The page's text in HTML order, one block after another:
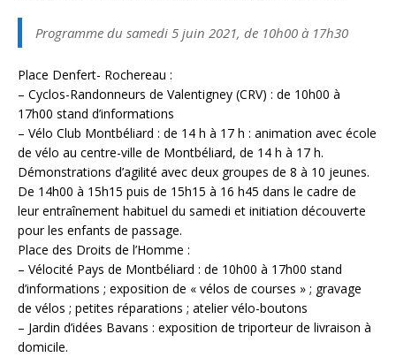
Programme du samedi 5 juin 2021, de 10h00 à 17h30
Place Denfert- Rochereau :
– Cyclos-Randonneurs de Valentigney (CRV) : de 10h00 à
17h00 stand d’informations
– Vélo Club Montbéliard : de 14 h à 17 h : animation avec école
de vélo au centre-ville de Montbéliard, de 14 h à 17 h.
Démonstrations d’agilité avec deux groupes de 8 à 10 jeunes.
De 14h00 à 15h15 puis de 15h15 à 16 h45 dans le cadre de
leur entraînement habituel du samedi et initiation découverte
pour les enfants de passage.
Place des Droits de l’Homme :
– Vélocité Pays de Montbéliard : de 10h00 à 17h00 stand
d’informations ; exposition de « vélos de courses » ; gravage
de vélos ; petites réparations ; atelier vélo-boutons
– Jardin d’idées Bavans : exposition de triporteur de livraison à
domicile.